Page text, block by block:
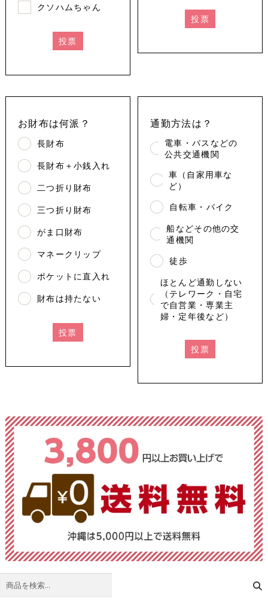
クソハムちゃん
投票
投票
お財布は何派？
長財布
長財布＋小銭入れ
二つ折り財布
三つ折り財布
がま口財布
マネークリップ
ポケットに直入れ
財布は持たない
投票
通勤方法は？
電車・バスなどの
公共交通機関
車（自家用車な
ど）
自転車・バイク
船などその他の交
通機関
徒歩
ほとんど通勤しない
（テレワーク・自宅
で自営業・専業主
婦・定年後など）
投票